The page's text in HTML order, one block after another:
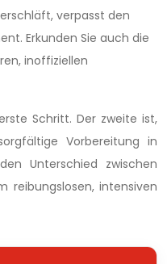
verpasst den
Erkunden Sie auch die
inoffiziellen
Schritt. Der zweite ist,
Vorbereitung in
Unterschied zwischen
reibungslosen, intensiven